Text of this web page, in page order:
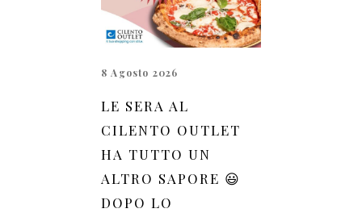
8 Agosto 2026
LE SERA AL
CILENTO OUTLET
HA TUTTO UN
ALTRO SAPORE 😃
DOPO LO